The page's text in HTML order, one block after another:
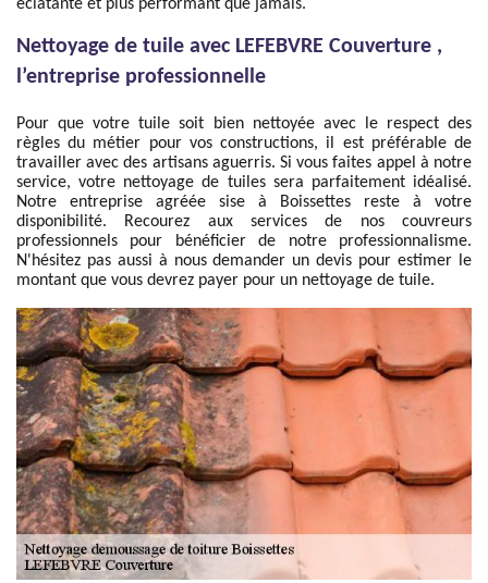
éclatante et plus performant que jamais.
Nettoyage de tuile avec LEFEBVRE Couverture ,
l’entreprise professionnelle
Pour que votre tuile soit bien nettoyée avec le respect des
règles du métier pour vos constructions, il est préférable de
travailler avec des artisans aguerris. Si vous faites appel à notre
service, votre nettoyage de tuiles sera parfaitement idéalisé.
Notre entreprise agréée sise à Boissettes reste à votre
disponibilité. Recourez aux services de nos couvreurs
professionnels pour bénéficier de notre professionnalisme.
N'hésitez pas aussi à nous demander un devis pour estimer le
montant que vous devrez payer pour un nettoyage de tuile.